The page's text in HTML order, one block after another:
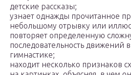
детские рассказы;
узнает однажды прочитанное
небольшому отрывку или
повторяет определенную
последовательность движений
гимнастике;
находит несколько признаков